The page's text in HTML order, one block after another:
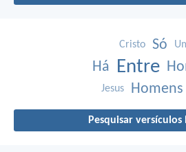
Cristo Só
Há Entre
Jesus Homens
Pesquisar versículos